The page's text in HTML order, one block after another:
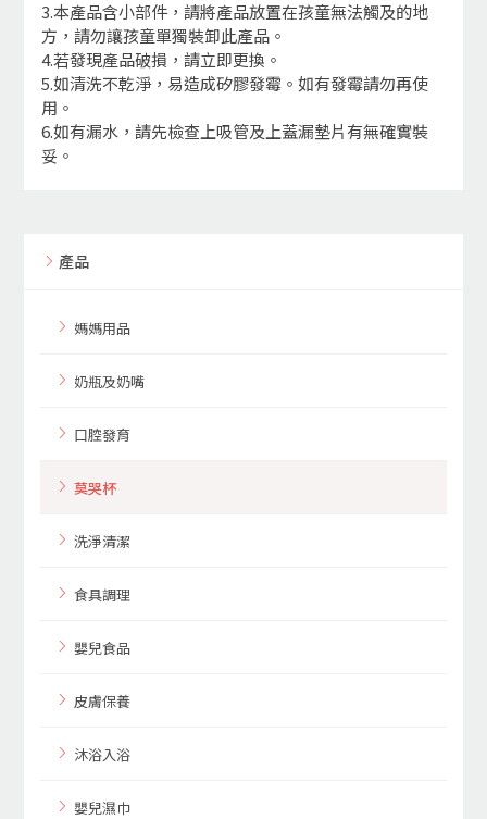
3.本產品含小部件，請將產品放置在孩童無法觸及的地
方，請勿讓孩童單獨裝卸此產品。
4.若發現產品破損，請立即更換。
5.如清洗不乾淨，易造成矽膠發霉。如有發霉請勿再使
用。
6.如有漏水，請先檢查上吸管及上蓋漏墊片有無確實裝
妥。
產品
媽媽用品
奶瓶及奶嘴
口腔發育
莫哭杯
洗淨清潔
食具調理
嬰兒食品
皮膚保養
沐浴入浴
嬰兒濕巾